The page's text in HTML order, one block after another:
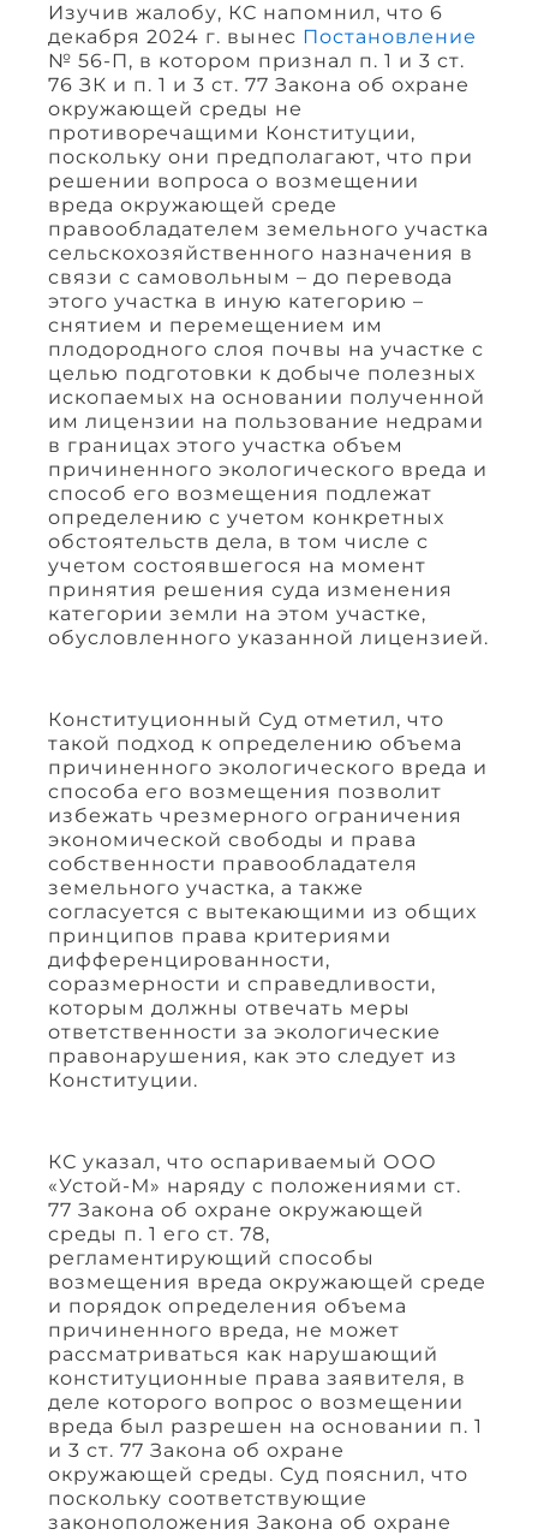
Изучив жалобу, КС напомнил, что 6
декабря 2024 г. вынес Постановление
№ 56-П, в котором признал п. 1 и 3 ст.
76 ЗК и п. 1 и 3 ст. 77 Закона об охране
окружающей среды не
противоречащими Конституции,
поскольку они предполагают, что при
решении вопроса о возмещении
вреда окружающей среде
правообладателем земельного участка
сельскохозяйственного назначения в
связи с самовольным – до перевода
этого участка в иную категорию –
снятием и перемещением им
плодородного слоя почвы на участке с
целью подготовки к добыче полезных
ископаемых на основании полученной
им лицензии на пользование недрами
в границах этого участка объем
причиненного экологического вреда и
способ его возмещения подлежат
определению с учетом конкретных
обстоятельств дела, в том числе с
учетом состоявшегося на момент
принятия решения суда изменения
категории земли на этом участке,
обусловленного указанной лицензией.
Конституционный Суд отметил, что
такой подход к определению объема
причиненного экологического вреда и
способа его возмещения позволит
избежать чрезмерного ограничения
экономической свободы и права
собственности правообладателя
земельного участка, а также
согласуется с вытекающими из общих
принципов права критериями
дифференцированности,
соразмерности и справедливости,
которым должны отвечать меры
ответственности за экологические
правонарушения, как это следует из
Конституции.
КС указал, что оспариваемый ООО
«Устой-М» наряду с положениями ст.
77 Закона об охране окружающей
среды п. 1 его ст. 78,
регламентирующий способы
возмещения вреда окружающей среде
и порядок определения объема
причиненного вреда, не может
рассматриваться как нарушающий
конституционные права заявителя, в
деле которого вопрос о возмещении
вреда был разрешен на основании п. 1
и 3 ст. 77 Закона об охране
окружающей среды. Суд пояснил, что
поскольку соответствующие
законоположения Закона об охране